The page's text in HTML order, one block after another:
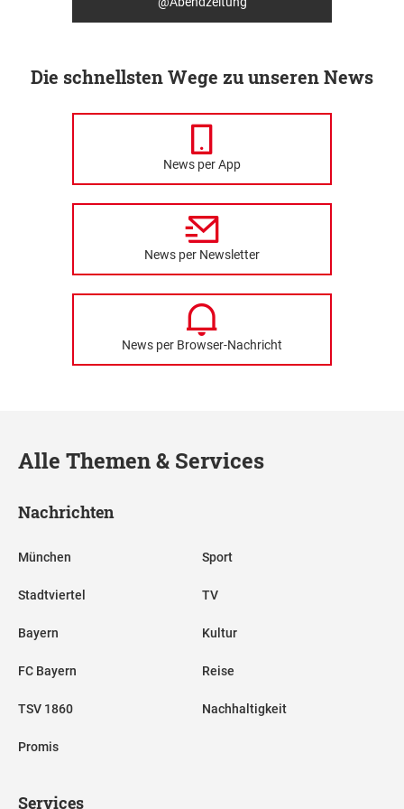
Die schnellsten Wege zu unseren News
News per App
News per Newsletter
News per Browser-Nachricht
Alle Themen & Services
Nachrichten
München
Stadtviertel
Bayern
FC Bayern
TSV 1860
Promis
Sport
TV
Kultur
Reise
Nachhaltigkeit
Services